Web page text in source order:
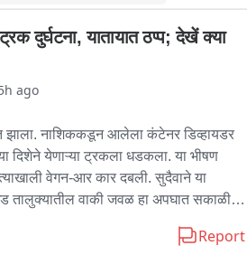
दुर्घटना, यातायात ठप्प; देखें क्या
ago
झाला. नाशिककडून आलेला कंटेनर डिव्हायडर
दिशेने येणाऱ्या ट्रकला धडकला. या भीषण
वेगन-आर कार दबली. सुदैवाने या
तालुक्यातील वाकी जवळ हा अपघात सकाळी
वाहतूक विस्कळीत झाली आहे. महामार्ग
Report